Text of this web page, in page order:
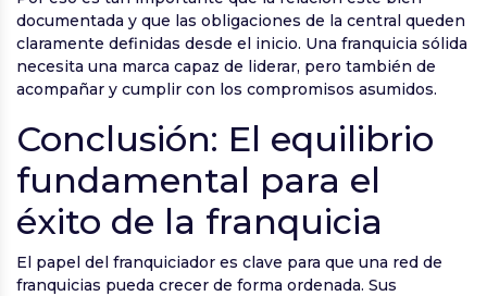
documentada y que las obligaciones de la central queden
claramente definidas desde el inicio. Una franquicia sólida
necesita una marca capaz de liderar, pero también de
acompañar y cumplir con los compromisos asumidos.
Conclusión: El equilibrio
fundamental para el
éxito de la franquicia
El papel del franquiciador es clave para que una red de
franquicias pueda crecer de forma ordenada. Sus